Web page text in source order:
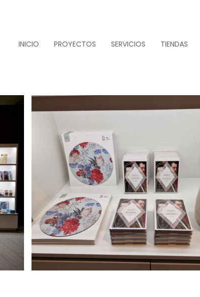
INICIO PROYECTOS SERVICIOS TIENDAS